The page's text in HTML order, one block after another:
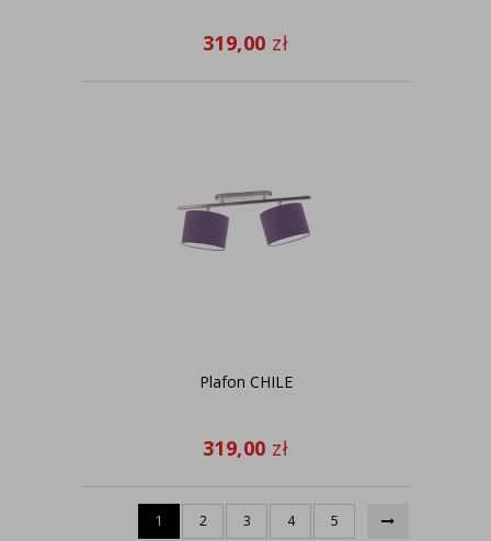
319,00 zł
Plafon CHILE
319,00 zł
1 2 3 4 5